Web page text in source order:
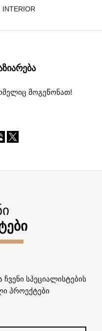
INTERIOR
მოგეწონათ!
ჩვენი სპეციალისტების
პროექტები